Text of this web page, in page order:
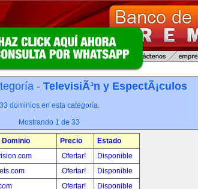
- TelevisiÃ³n y EspectÃ¡culos
33 dominios en esta categoría.
Mostrando 1 de 33
Dominio Precio
Estado
Ofertar!
Disponible
Ofertar!
Disponible
Ofertar!
Disponible